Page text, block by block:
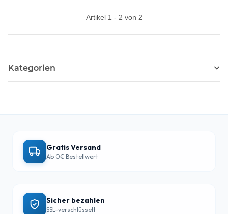
Artikel 1 - 2 von 2
Kategorien
Gratis Versand
Ab 0€ Bestellwert
Sicher bezahlen
SSL-verschlüsselt